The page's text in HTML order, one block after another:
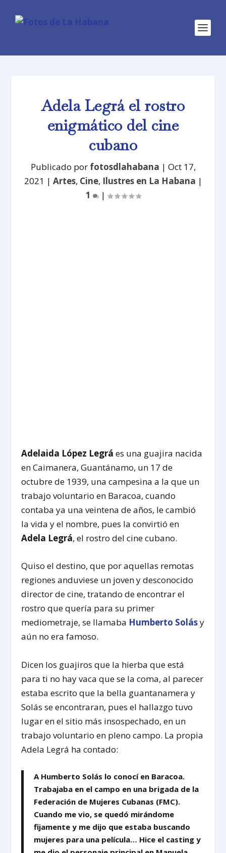
Adela Legrá el rostro
enigmático del cine
cubano
Publicado por fotosdlahabana | Oct 17,
2021 | Artes, Cine, Ilustres en La Habana |
1
|
Adelaida López Legrá es una guajira nacida
en Caimanera, Guantánamo, un 17 de
octubre de 1939, una campesina a la que un
trabajo voluntario en Baracoa, cuando
contaba ya una veintena de años, le cambió
la vida y el nombre, pues la convirtió en
Adela Legrá, el rostro del cine cubano.
Quiso el destino, que por aquellas remotas
regiones anduviese un joven y desconocido
director de cine, tratando de encontrar el
rostro que quería para su primer
mediometraje, se llamaba Humberto Solásy
aún no era famoso.
Dicen los guajiros que la hierba que está
para ti no hay vaca que se la coma, al parecer
estaba escrito que la bella guantanamera y
Solás se encontraran, pues el hallazgo tuvo
lugar en el sitio más insospechado, en un
trabajo voluntario en pleno campo. La propia
Adela Legrá ha contado:
A Humberto Solás lo conocí en Baracoa.
Trabajaba en el campo en una brigada de la
Federación de Mujeres Cubanas (FMC).
Cuando me vio, se quedó mirándome
fijamente y me dijo que estaba buscando
mujeres para una película… Hice el casting y